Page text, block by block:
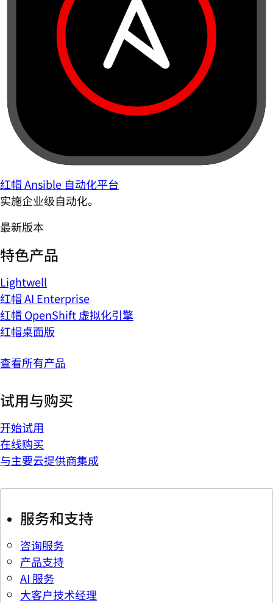
红帽 Ansible 自动化平台
实施企业级自动化。
最新版本
特色产品
Lightwell
红帽 AI Enterprise
红帽 OpenShift 虚拟化引擎
红帽桌面版
查看所有产品
试用与购买
开始试用
在线购买
与主要云提供商集成
服务和支持
咨询服务
产品支持
AI 服务
大客户技术经理